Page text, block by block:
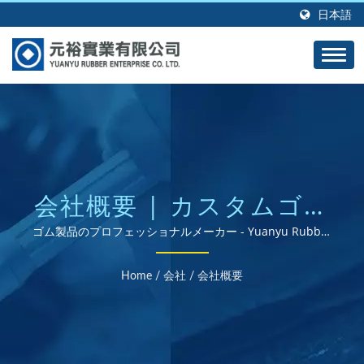
日本語
会社概要 | カスタムゴム
グロメット、シール、ガ
スケット - パフォーマン
スを考慮して設計されて
います
ゴム製品のプロフェッショナルメーカー - Yuanyu Rubber
Enterprise 株式会社 | ISOおよびRoHS認証のゴム部品サプ
ライヤー
Home / 会社 / 会社概要